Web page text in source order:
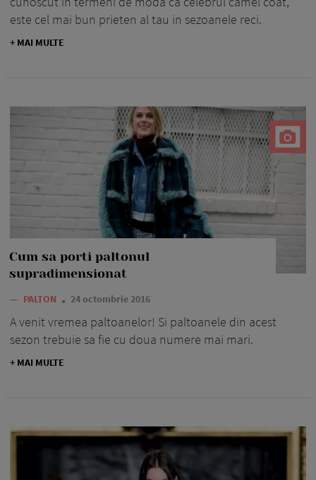
este cel mai bun prieten al tau in sezoanele reci.
+ MAI MULTE
Cum sa porti paltonul
supradimensionat
— PALTON 24 octombrie 2016
A venit vremea paltoanelor! Si paltoanele din acest
sezon trebuie sa fie cu doua numere mai mari.
+ MAI MULTE